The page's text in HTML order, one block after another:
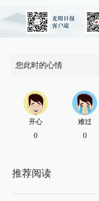
您此时的心情
开心
0
难过
0
推荐阅读